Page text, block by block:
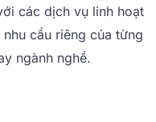
các dịch vụ linh hoạt
cầu riêng của từng
ngành nghề.